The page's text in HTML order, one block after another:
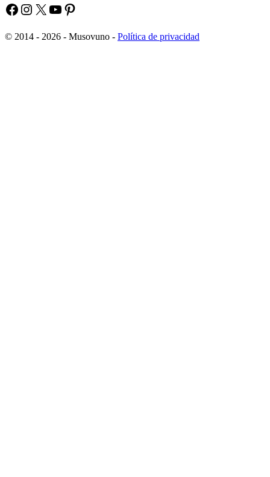
Facebook
Instagram
X YouTube
Pinterest
© 2014 - 2026 - Musovuno - Política de privacidad